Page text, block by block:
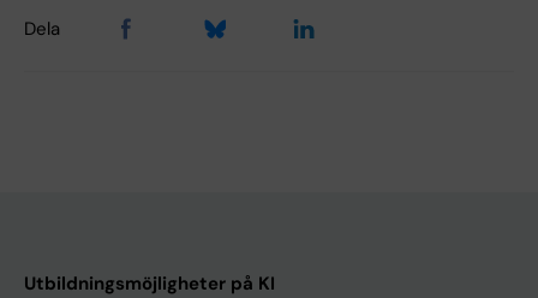
Dela
Utbildningsmöjligheter på KI